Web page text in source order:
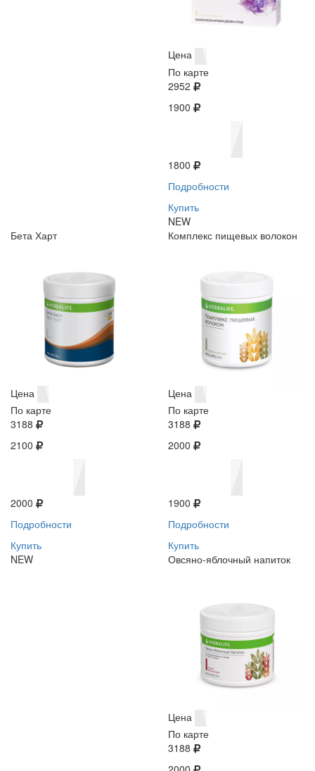
Цена
По карте
2952
1900
1800
Подробности
Купить
NEW
Бета Харт
Цена
По карте
3188
2100
2000
Подробности
Купить
NEW
Комплекс пищевых волокон
Цена
По карте
3188
2000
1900
Подробности
Купить
Овсяно-яблочный напиток
Цена
По карте
3188